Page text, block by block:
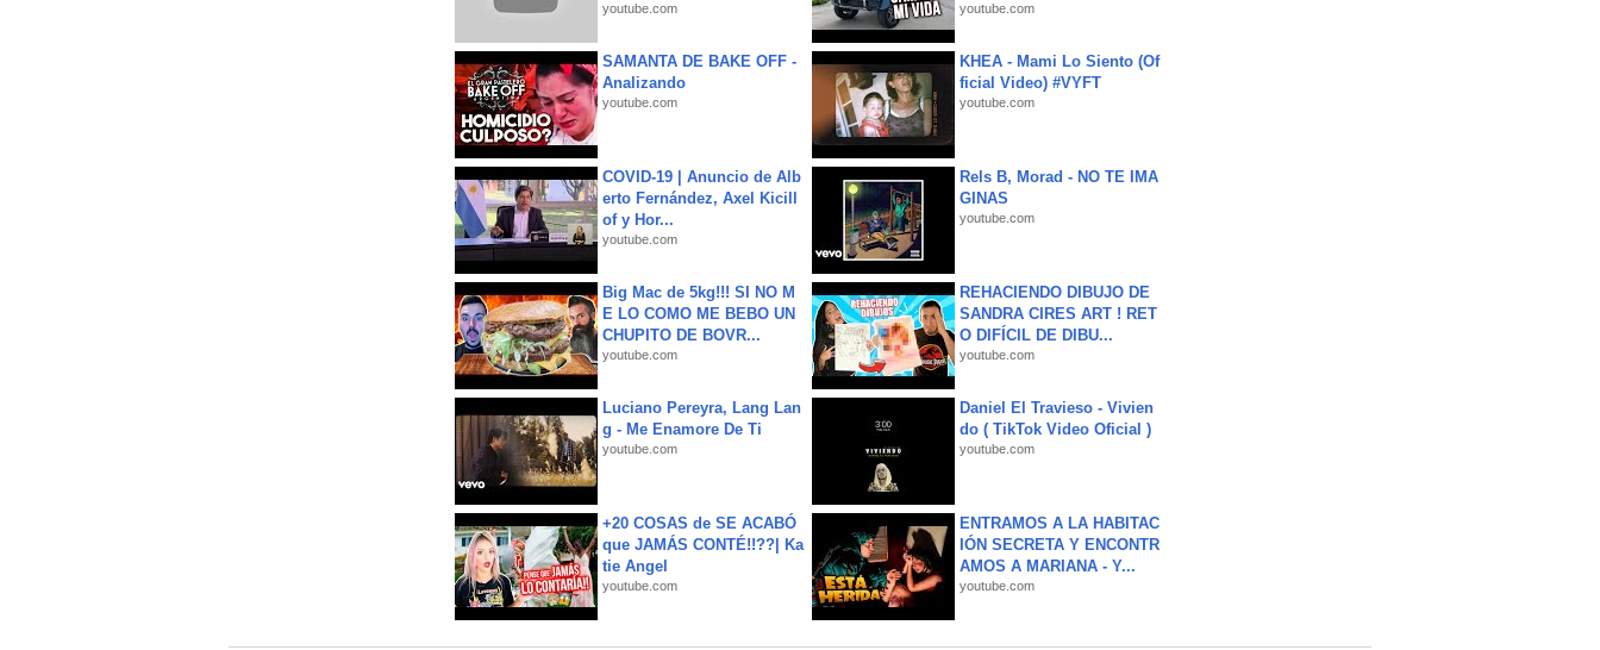
youtube.com youtube.com
SAMANTA DE BAKE OFF -
Analizando
youtube.com
KHEA - Mami Lo Siento (Of
ficial Video) #VYFT
youtube.com
COVID-19 | Anuncio de Alb
erto Fernández, Axel Kicill
of y Hor...
youtube.com
Rels B, Morad - NO TE IMA
GINAS
youtube.com
Big Mac de 5kg!!! SI NO M
E LO COMO ME BEBO UN
CHUPITO DE BOVR...
youtube.com
REHACIENDO DIBUJO DE
SANDRA CIRES ART ! RET
O DIFÍCIL DE DIBU...
youtube.com
Luciano Pereyra, Lang Lan
g - Me Enamore De Ti
youtube.com
Daniel El Travieso - Vivien
do ( TikTok Video Oficial )
youtube.com
+20 COSAS de SE ACABÓ
que JAMÁS CONTÉ!!??| Ka
tie Angel
youtube.com
ENTRAMOS A LA HABITAC
IÓN SECRETA Y ENCONTR
AMOS A MARIANA - Y...
youtube.com